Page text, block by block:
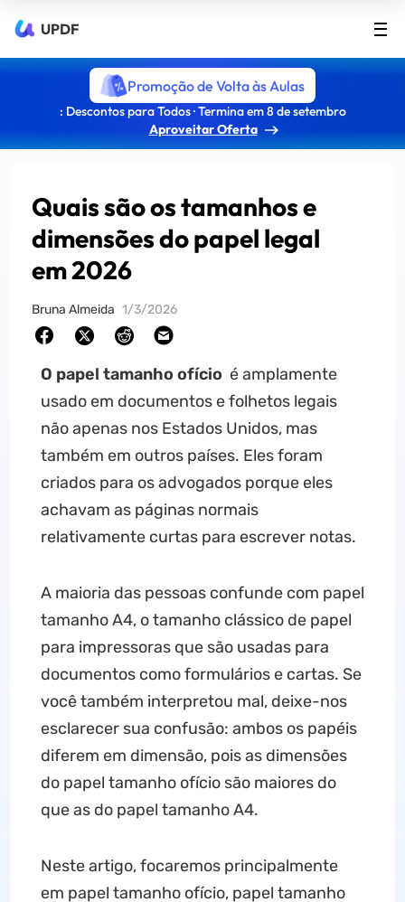
UPDF
Promoção de Volta às Aulas
: Descontos para Todos · Termina em 8 de setembro
Aproveitar Oferta
Quais são os tamanhos e
dimensões do papel legal
em 2026
Bruna Almeida 1/3/2026
O papel tamanho ofício é amplamente
usado em documentos e folhetos legais
não apenas nos Estados Unidos, mas
também em outros países. Eles foram
criados para os advogados porque eles
achavam as páginas normais
relativamente curtas para escrever notas.
A maioria das pessoas confunde com papel
tamanho A4, o tamanho clássico de papel
para impressoras que são usadas para
documentos como formulários e cartas. Se
você também interpretou mal, deixe-nos
esclarecer sua confusão: ambos os papéis
diferem em dimensão, pois as dimensões
do papel tamanho ofício são maiores do
que as do papel tamanho A4.
Neste artigo, focaremos principalmente
em papel tamanho ofício, papel tamanho